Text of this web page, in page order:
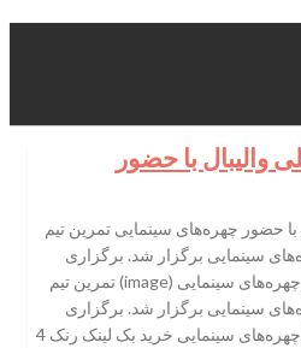
والیبال با حضور
با حضور چهره‌های سینمایی تمرین تیم
سینمایی برگزار شد. برگزاری
تمرین تیم ملی والیبال با حضور چهره‌های سینمایی (image) تمرین تیم
سینمایی برگزار شد. برگزاری
سینمایی خرید بک لینک رنک 4